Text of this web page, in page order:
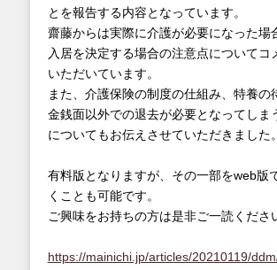
とを報告する内容となっています。
齋藤からは実際に介護が必要になった場
入居を決定する場合の注意点についてコ
いただいています。
また、介護保険の制度の仕組み、特養の
金銭面以外での退去が必要となってしま
についてもお伝えさせていただきました。
有料版となりますが、その一部をweb版
くことも可能です。
ご興味をお持ちの方は是非ご一読くださ
https://mainichi.jp/articles/20210119/